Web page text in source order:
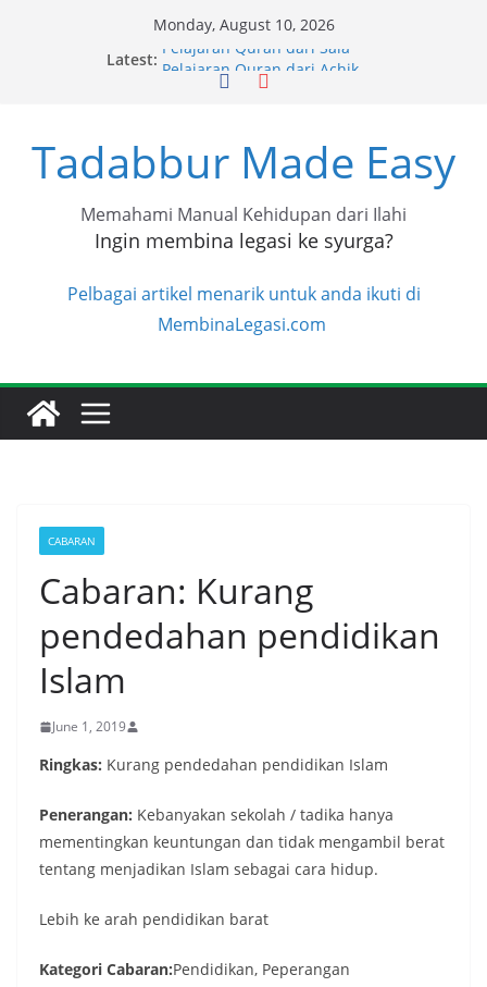
Monday, August 10, 2026
Latest: Pelajaran Quran dari Sala
Pelajaran Quran dari Achik
Pelajaran Quran dari Niza
Tadabbur Made Easy
Memahami Manual Kehidupan dari Ilahi
Ingin membina legasi ke syurga?
Pelbagai artikel menarik untuk anda ikuti di
MembinaLegasi.com
CABARAN
Cabaran: Kurang
pendedahan pendidikan
Islam
June 1, 2019
Ringkas: Kurang pendedahan pendidikan Islam
Penerangan: Kebanyakan sekolah / tadika hanya
mementingkan keuntungan dan tidak mengambil berat
tentang menjadikan Islam sebagai cara hidup.
Lebih ke arah pendidikan barat
Kategori Cabaran:Pendidikan, Peperangan